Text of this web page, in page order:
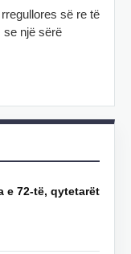
së re të
se një sërë
e 72-të, qytetarët